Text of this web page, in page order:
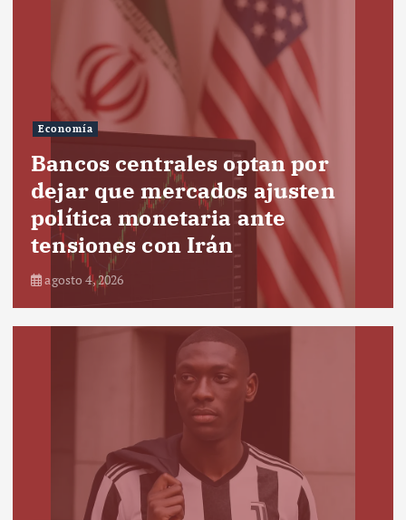
Economía
Bancos centrales optan por
dejar que mercados ajusten
política monetaria ante
tensiones con Irán
agosto 4, 2026